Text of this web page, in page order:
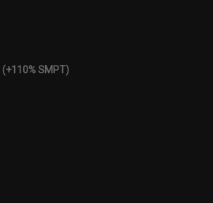
(+110% SMPT)